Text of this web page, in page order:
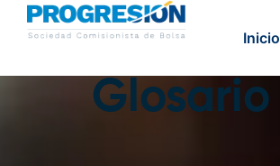
Inicio
Glosario